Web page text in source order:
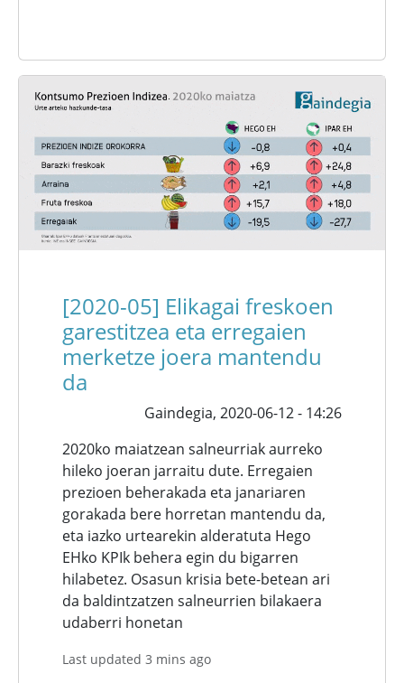
[2020-05] Elikagai freskoen
garestitzea eta erregaien
merketze joera mantendu
da
Gaindegia, 2020-06-12 - 14:26
2020ko maiatzean salneurriak aurreko
hileko joeran jarraitu dute. Erregaien
prezioen beherakada eta janariaren
gorakada bere horretan mantendu da,
eta iazko urtearekin alderatuta Hego
EHko KPIk behera egin du bigarren
hilabetez. Osasun krisia bete-betean ari
da baldintzatzen salneurrien bilakaera
udaberri honetan
Last updated 3 mins ago